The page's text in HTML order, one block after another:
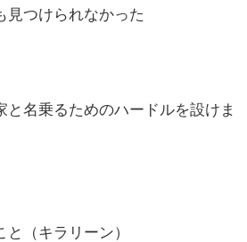
見つけられなかった
と名乗るためのハードルを設けま
（キラリーン）